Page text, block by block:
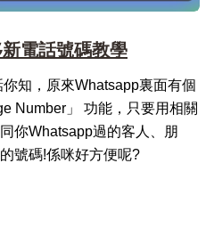
電話號碼教學
知，原來Whatsapp裏面有個
Number」 功能，只要用相關
你Whatsapp過的客人、朋
號碼!係咪好方便呢?